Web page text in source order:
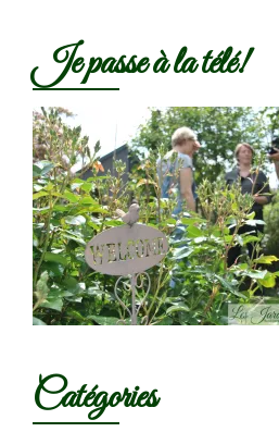
Je passe à la télé!
Catégories